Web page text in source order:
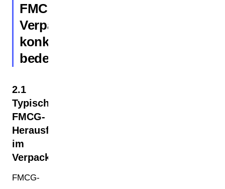
FMCG-
Verpackungen
konkret
bedeutet
2.1
Typische
FMCG-
Herausforderungen
im
Verpackungsmanagement
FMCG-